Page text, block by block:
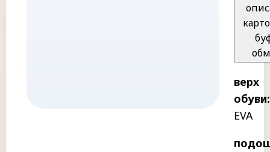
верх
обуви:
EVA